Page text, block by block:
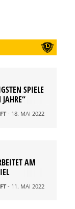
SPIELE
JAHRE“
- 18. MAI 2022
AM
- 11. MAI 2022